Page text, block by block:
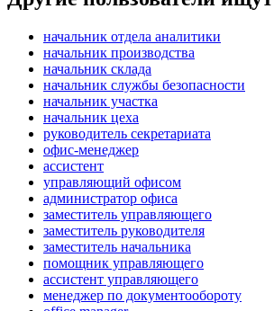
начальник отдела аналитики
начальник производства
начальник склада
начальник службы безопасности
начальник участка
начальник цеха
руководитель секретариата
офис-менеджер
ассистент
управляющий офисом
администратор офиса
заместитель управляющего
заместитель руководителя
заместитель начальника
помощник управляющего
ассистент управляющего
менеджер по документообороту